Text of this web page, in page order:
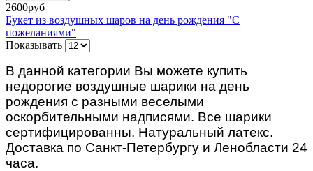
2600руб
Букет из воздушных шаров на день рождения "С
пожеланиями"
Показывать
В данной категории Вы можете купить
недорогие воздушные шарики на день
рождения с разными веселыми
оскорбительными надписями. Все шарики
сертифицированны. Натуральный латекс.
Доставка по Санкт-Петербургу и Ленобласти 24
часа.